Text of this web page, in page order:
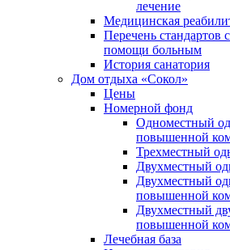
лечение
Медицинская
Перечень стандартов
помощи больным
История санатория
Дом отдыха «Сокол»
Цены
Номерной фонд
Одноместный
повышенной
Трехместный
Двухместный
Двухместный
повышенной
Двухместный
повышенной
Лечебная база